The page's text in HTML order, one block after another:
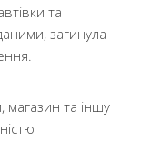
та
загинула
та іншу